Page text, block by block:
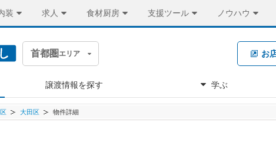
装 求人 食材厨房 支援ツール ノウハウ
首都圏 エリア お
譲渡情報を探す 学ぶ
大田区 物件詳細